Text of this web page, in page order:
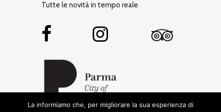
Tutte le novità in tempo reale
La informiamo che, per migliorare la sua esperienza di